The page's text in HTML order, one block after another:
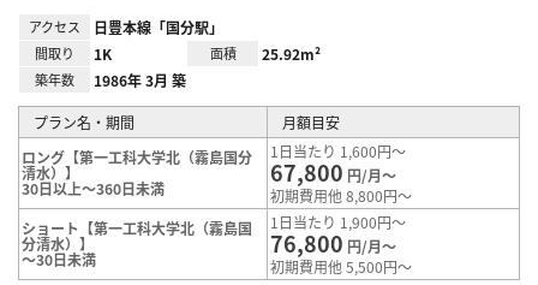
アクセス 日豊本線「国分駅」
間取り 1K 面積 25.92m²
築年数 1986年 3月 築
プラン名・期間
月額目安
ロング【第一工科大学北（霧島国分
清水）】
30日以上～360日未満
1日当たり 1,600円～
67,800 円/月～
初期費用他 8,800円～
ショート【第一工科大学北（霧島国
分清水）】
～30日未満
1日当たり 1,900円～
76,800 円/月～
初期費用他 5,500円～